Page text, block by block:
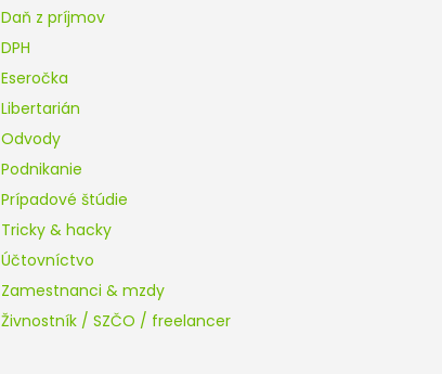
Daň z príjmov
DPH
Eseročka
Libertarián
Odvody
Podnikanie
Prípadové štúdie
Tricky & hacky
Účtovníctvo
Zamestnanci & mzdy
Živnostník / SZČO / freelancer